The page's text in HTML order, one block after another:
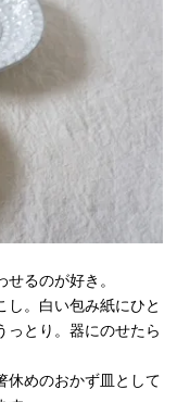
るのが好き。
し。白い包み紙にひと
っとり。器にのせたら
休めのおかず皿として